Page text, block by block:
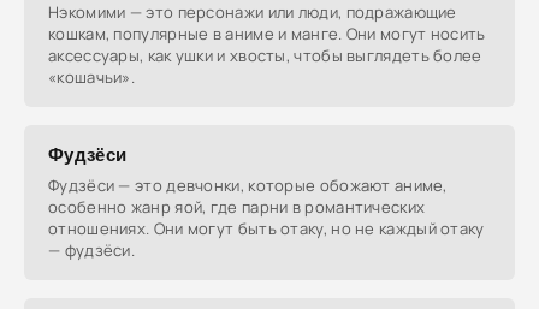
Нэкомими — это персонажи или люди, подражающие
кошкам, популярные в аниме и манге. Они могут носить
аксессуары, как ушки и хвосты, чтобы выглядеть более
«кошачьи».
Фудзёси
Фудзёси — это девчонки, которые обожают аниме,
особенно жанр яой, где парни в романтических
отношениях. Они могут быть отаку, но не каждый отаку
— фудзёси.